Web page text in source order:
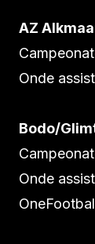
AZ
Onde
Bodo/
Onde